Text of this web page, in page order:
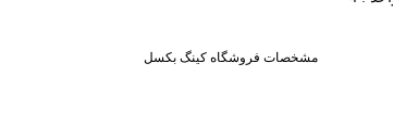
مشخصات فروشگاه کینگ بکسل